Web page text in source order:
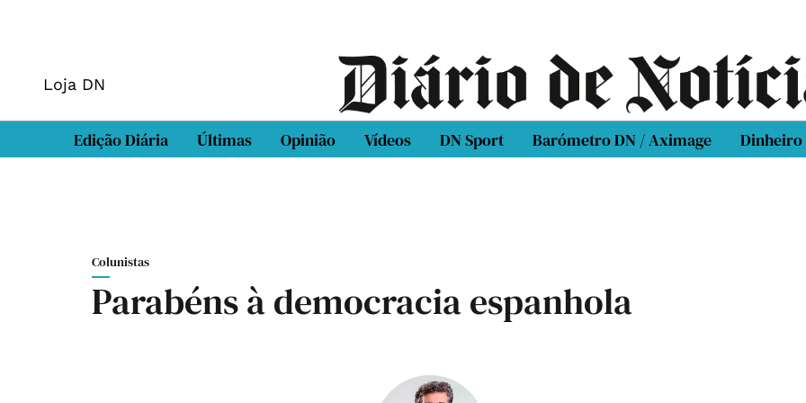
Loja DN
Edição Diária Últimas Opinião Vídeos DN Sport Barómetro DN / Aximage Dinheiro
Colunistas
Parabéns à democracia espanhola